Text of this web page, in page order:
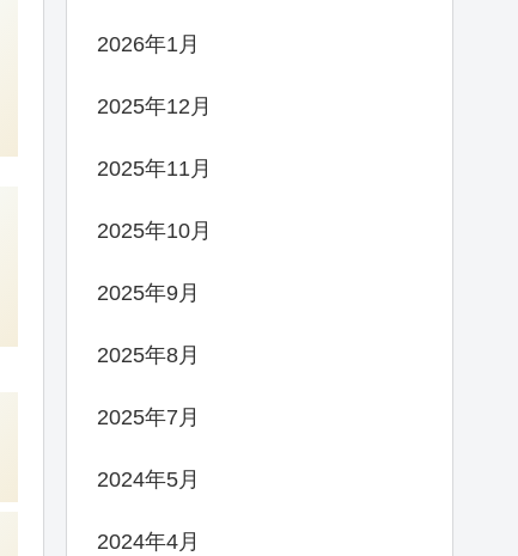
2026年1月
2025年12月
2025年11月
2025年10月
2025年9月
2025年8月
2025年7月
2024年5月
2024年4月